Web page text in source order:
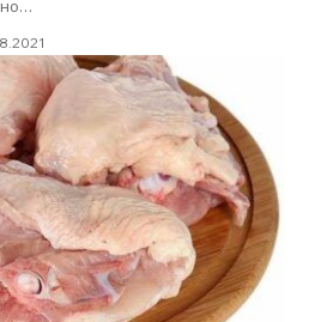
…